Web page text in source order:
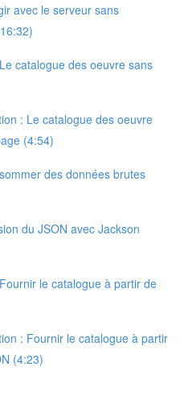
avec le serveur sans
catalogue des oeuvre sans
: Le catalogue des oeuvre
(4:54)
des données brutes
du JSON avec Jackson
le catalogue à partir de
: Fournir le catalogue à partir
(4:23)